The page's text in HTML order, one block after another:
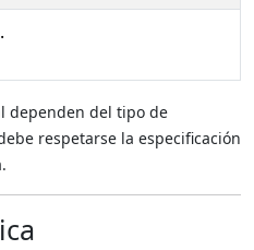
dependen del tipo de
respetarse la especificación